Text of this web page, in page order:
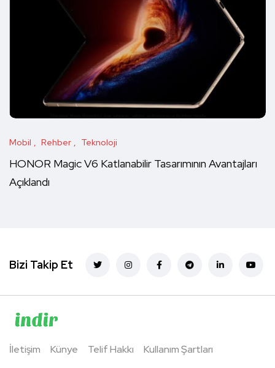
Mobil Rehber Teknoloji
HONOR Magic V6 Katlanabilir Tasarımının Avantajları
Açıklandı
Bizi Takip Et
İletişim Künye Telif Hakkı
Kullanım Şartları